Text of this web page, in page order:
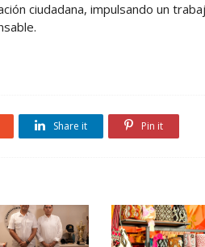
ciudadana, impulsando un
Share it Pin it